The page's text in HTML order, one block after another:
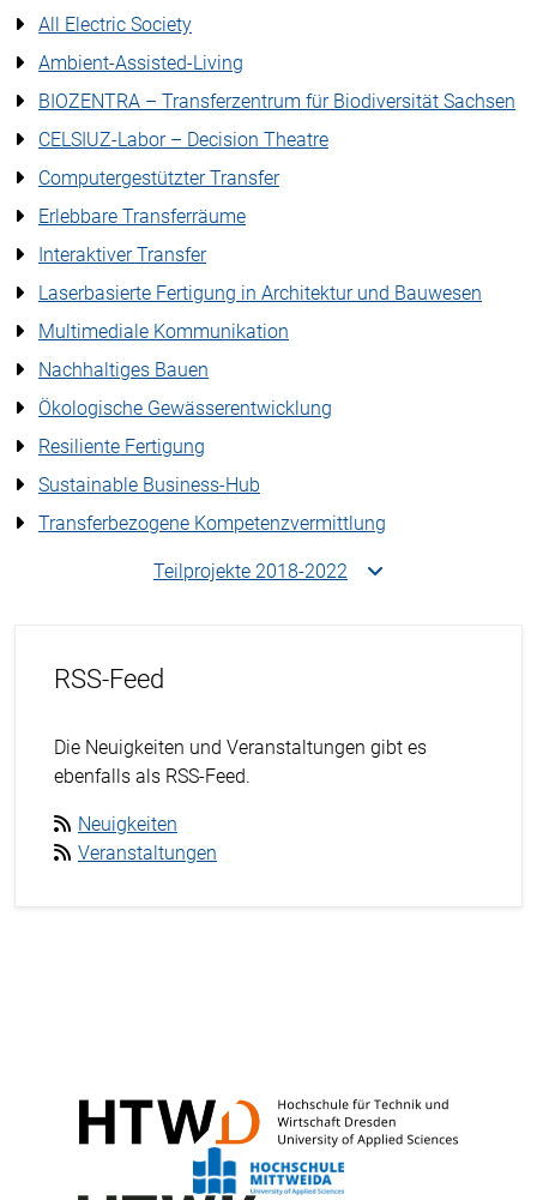
All Electric Society
Ambient-Assisted-Living
BIOZENTRA – Transferzentrum für Biodiversität Sachsen
CELSIUZ-Labor – Decision Theatre
Computergestützter Transfer
Erlebbare Transferräume
Interaktiver Transfer
Laserbasierte Fertigung in Architektur und Bauwesen
Multimediale Kommunikation
Nachhaltiges Bauen
Ökologische Gewässerentwicklung
Resiliente Fertigung
Sustainable Business-Hub
Transferbezogene Kompetenzvermittlung
Teilprojekte 2018-2022
RSS-Feed
Die Neuigkeiten und Veranstaltungen gibt es
ebenfalls als RSS-Feed.
Neuigkeiten
Veranstaltungen